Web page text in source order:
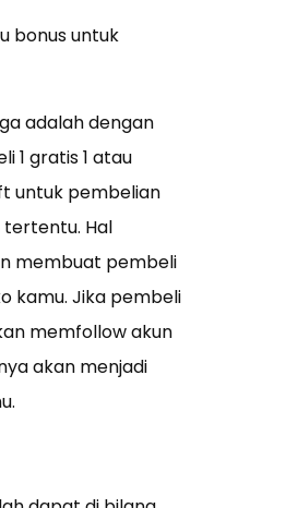
bonus untuk
adalah dengan
1 gratis 1 atau
untuk pembelian
Hal
membuat pembeli
kamu. Jika pembeli
memfollow akun
akan menjadi